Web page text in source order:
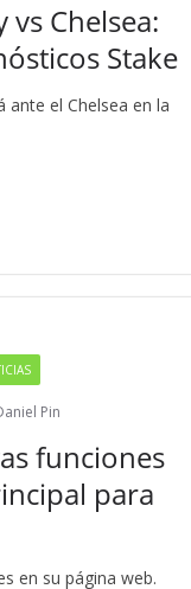
vs Chelsea:
Stake
ante el Chelsea en la
Pin
funciones
para
en su página web.